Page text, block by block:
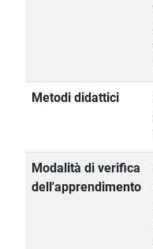
Metodi didattici
Modalità di verifica
dell'apprendimento